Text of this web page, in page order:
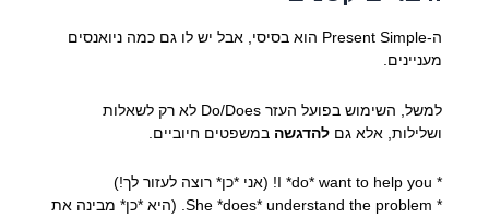
ה-Present Simple הוא בסיסי, אבל יש לו גם כמה ניואנסים
מעניינים.
למשל, השימוש בפועל העזר Do/Does לא רק לשאלות
ושלילות, אלא גם להדגשה במשפטים חיוביים.
* I *do* want to help you! (אני *כן* רוצה לעזור לך!)
* She *does* understand the problem. (היא *כן* מבינה את